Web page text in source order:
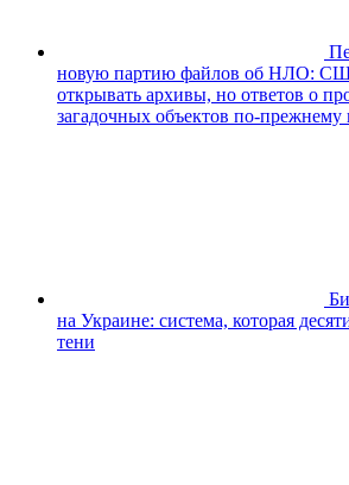
новую партию файлов об НЛО:
открывать архивы, но ответов о
загадочных объектов по-прежнему
на Украине: система, которая
тени